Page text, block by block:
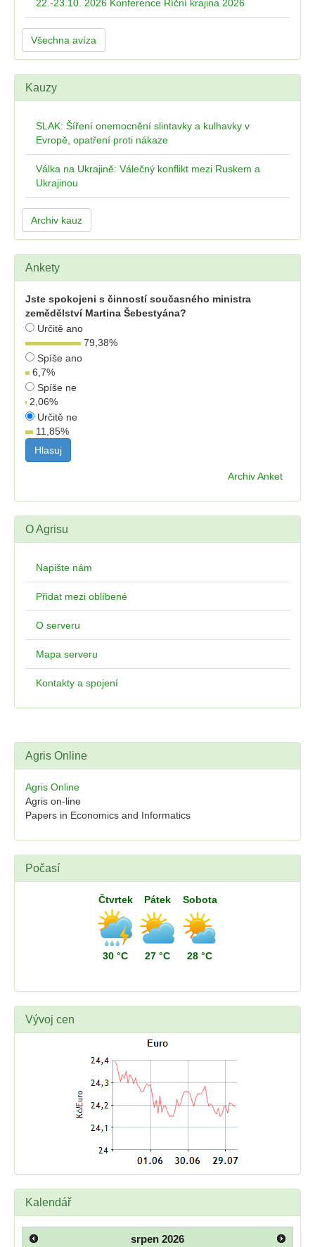
22.-23.10. 2026 Konference Říční krajina 2026
Všechna avíza
Kauzy
SLAK: Šíření onemocnění slintavky a kulhavky v
Evropě, opatření proti nákaze
Válka na Ukrajině: Válečný konflikt mezi Ruskem a
Ukrajinou
Archiv kauz
Ankety
Jste spokojeni s činností současného ministra
zemědělství Martina Šebestyána?
Určitě ano
79,38%
Spíše ano
6,7%
Spíše ne
2,06%
Určitě ne
11,85%
Archiv Anket
O Agrisu
Napište nám
Přidat mezi oblíbené
O serveru
Mapa serveru
Kontakty a spojení
Agris Online
Agris Online
Agris on-line
Papers in Economics and Informatics
Počasí
Čtvrtek
30 °C
Pátek
27 °C
Sobota
28 °C
Vývoj cen
Kalendář
srpen 2026